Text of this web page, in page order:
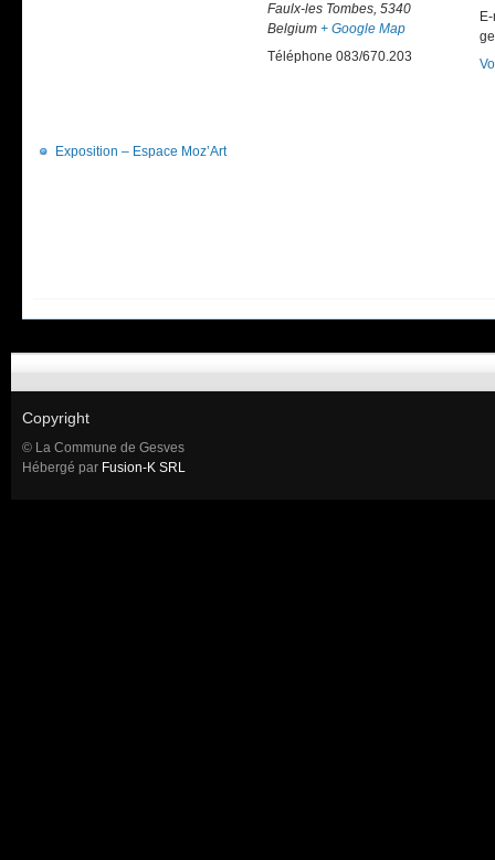
Faulx-les Tombes, 5340
Belgium + Google Map
Téléphone 083/670.203
Exposition – Espace Moz’Art
Copyright
© La Commune de Gesves
Hébergé par Fusion-K SRL